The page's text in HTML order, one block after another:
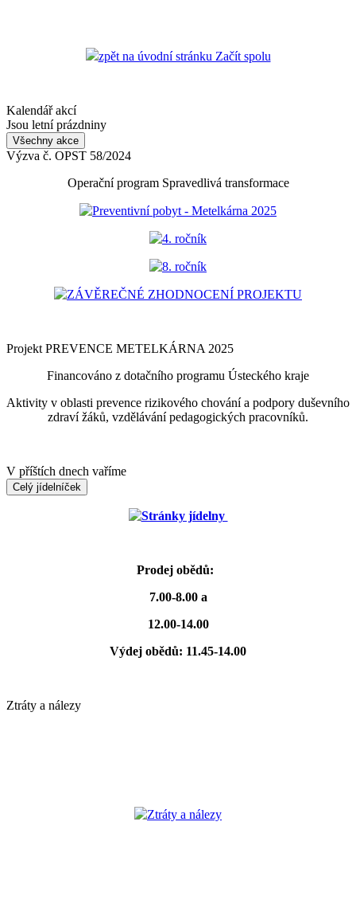
zpět na úvodní stránku Začít spolu
Kalendář akcí
Jsou letní prázdniny
Všechny akce
Výzva č. OPST 58/2024
Operační program Spravedlivá transformace
Preventivní pobyt - Metelkárna 2025
4. ročník
8. ročník
ZÁVĚREČNÉ ZHODNOCENÍ PROJEKTU
Projekt PREVENCE METELKÁRNA 2025
Financováno z dotačního programu Ústeckého kraje
Aktivity v oblasti prevence rizikového chování a podpory duševního
zdraví žáků, vzdělávání pedagogických pracovníků.
V příštích dnech vaříme
Celý jídelníček
Stránky jídelny
Prodej obědů:
7.00-8.00 a
12.00-14.00
Výdej obědů: 11.45-14.00
Ztráty a nálezy
Ztráty a nálezy